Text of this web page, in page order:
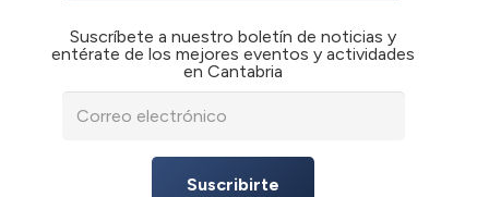
Suscríbete a nuestro boletín de noticias y
entérate de los mejores eventos y actividades
en Cantabria
Suscribirte